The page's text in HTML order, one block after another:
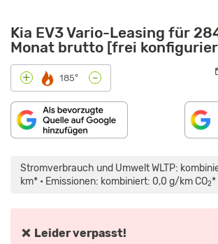
Kia EV3 Vario-Leasing für
Monat brutto [frei
+ 185° -
Stromverbrauch und Umwelt WLTP:
km* • Emissionen: kombiniert: 0,0 g/km CO2*
❌ Leider verpasst!
DER
WEG
AUS
DEM
VON
YOUTUBE